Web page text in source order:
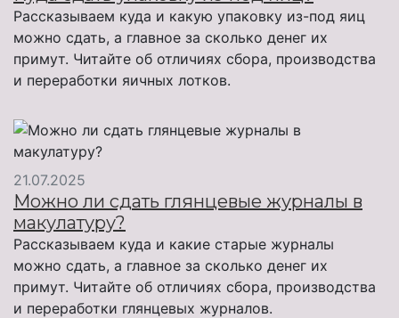
Рассказываем куда и какую упаковку из-под яиц
можно сдать, а главное за сколько денег их
примут. Читайте об отличиях сбора, производства
и переработки яичных лотков.
21.07.2025
Можно ли сдать глянцевые журналы в
макулатуру?
Рассказываем куда и какие старые журналы
можно сдать, а главное за сколько денег их
примут. Читайте об отличиях сбора, производства
и переработки глянцевых журналов.